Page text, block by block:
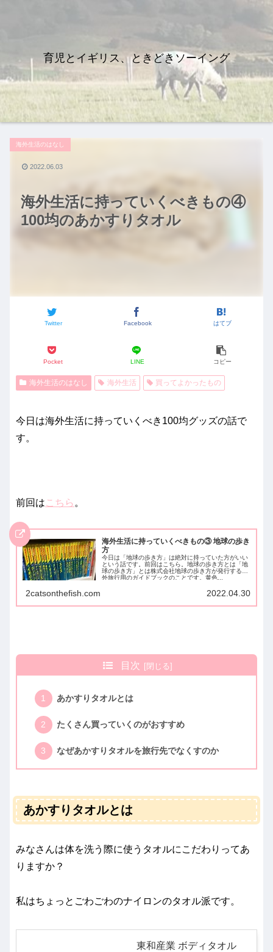
育児とイギリス、ときどきソーイング
海外生活に持っていくべきもの④
100均のあかすりタオル
海外生活のはなし
Twitter Facebook はてブ
Pocket LINE コピー
2022.06.03
海外生活のはなし 海外生活 買ってよかったもの
今日は海外生活に持っていくべき100均グッズの話で
す。
前回はこちら 。
海外生活に持っていくべきもの③ 地球の歩き
方
今日は「地球の歩き方」は絶対に持っていた方がいい
という話です。前回はこちら。地球の歩き方とは「地
球の歩き方」とは株式会社地球の歩き方が発行する海
外旅行用のガイドブックのことです。黄色...
2catsonthefish.com 2022.04.30
目次
あかすりタオルとは
たくさん買っていくのがおすすめ
なぜあかすりタオルを旅行先でなくすのか
あかすりタオルとは
みなさんは体を洗う際に使うタオルにこだわりってあ
りますか？
私はちょっとごわごわのナイロンのタオル派です。
東和産業 ボディタオル